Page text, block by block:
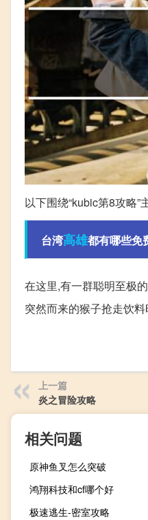
以下围绕“kubic第8攻略”
台湾高雄都有哪些免
在这里,有一群聪明至极
突然而来的猴子抢走饮料
上一篇
炎之冒险攻略
相关问题
原神鱼叉怎么突破
鸿翔科技和cf哪个好
极速逃生-密室攻略